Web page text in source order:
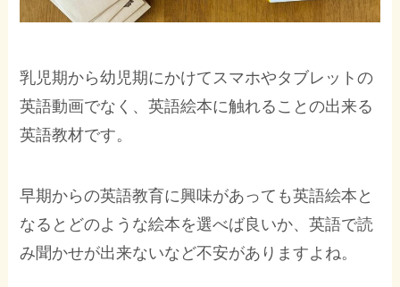
乳児期から幼児期にかけてスマホやタブレットの
英語動画でなく、英語絵本に触れることの出来る
英語教材です。
早期からの英語教育に興味があっても英語絵本と
なるとどのような絵本を選べば良いか、英語で読
み聞かせが出来ないなど不安がありますよね。